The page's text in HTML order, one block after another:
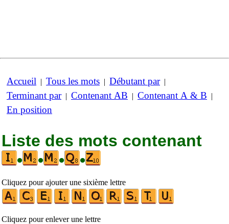
Accueil | Tous les mots | Débutant par|
Terminant par| Contenant AB | Contenant A & B |
En position
Liste des mots contenant
•
• • •
Cliquez pour ajouter une sixième lettre
Cliquez pour enlever une lettre